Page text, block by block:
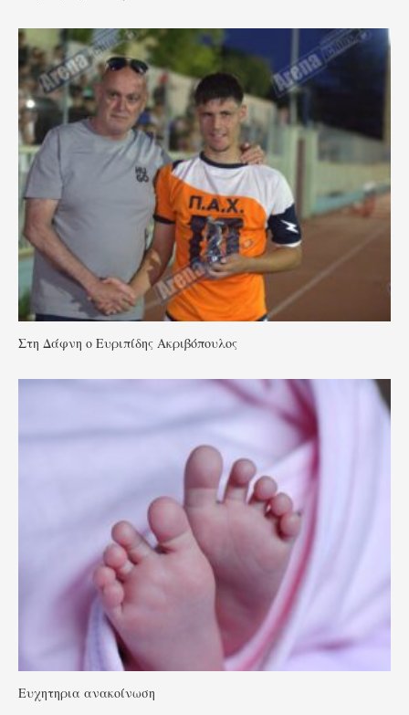
Στη Δάφνη ο Ευριπίδης Ακριβόπουλος
Ευχητηρια ανακοίνωση